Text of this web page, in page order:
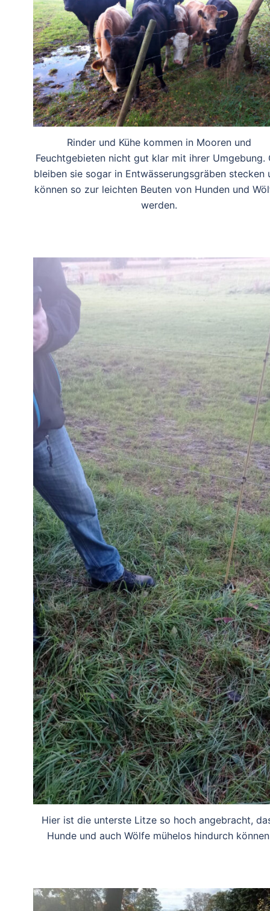
Rinder und Kühe kommen in Mooren und
Feuchtgebieten nicht gut klar mit ihrer Umgebung.
bleiben sie sogar in Entwässerungsgräben stecken
können so zur leichten Beuten von Hunden und
werden.
Hier ist die unterste Litze so hoch angebracht,
Hunde und auch Wölfe mühelos hindurch